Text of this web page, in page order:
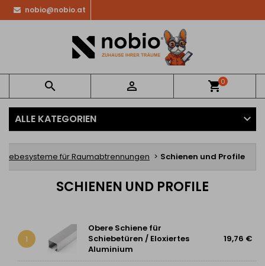
nobio@nobio.at
  shopping_cart0
ALLE KATEGORIEN
für Raumabtrennungen Schienen und Profile
SCHIENEN UND PROFILE
1
Obere Schiene für
Schiebetüren / Eloxiertes
Aluminium
19,76 €